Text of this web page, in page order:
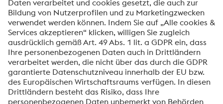
Ich möchte über voestalpine Neuigkeiten
automatisch informiert werden.
SENDEN
Anti-Roboter-Verifizierung
Hier klicken
Friendly